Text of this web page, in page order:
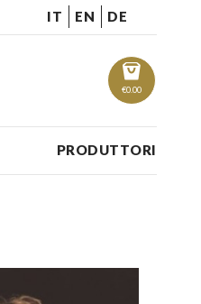
IT EN DE
€0.00
PRODUTTORI